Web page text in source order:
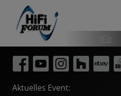
Aktuelles Event: